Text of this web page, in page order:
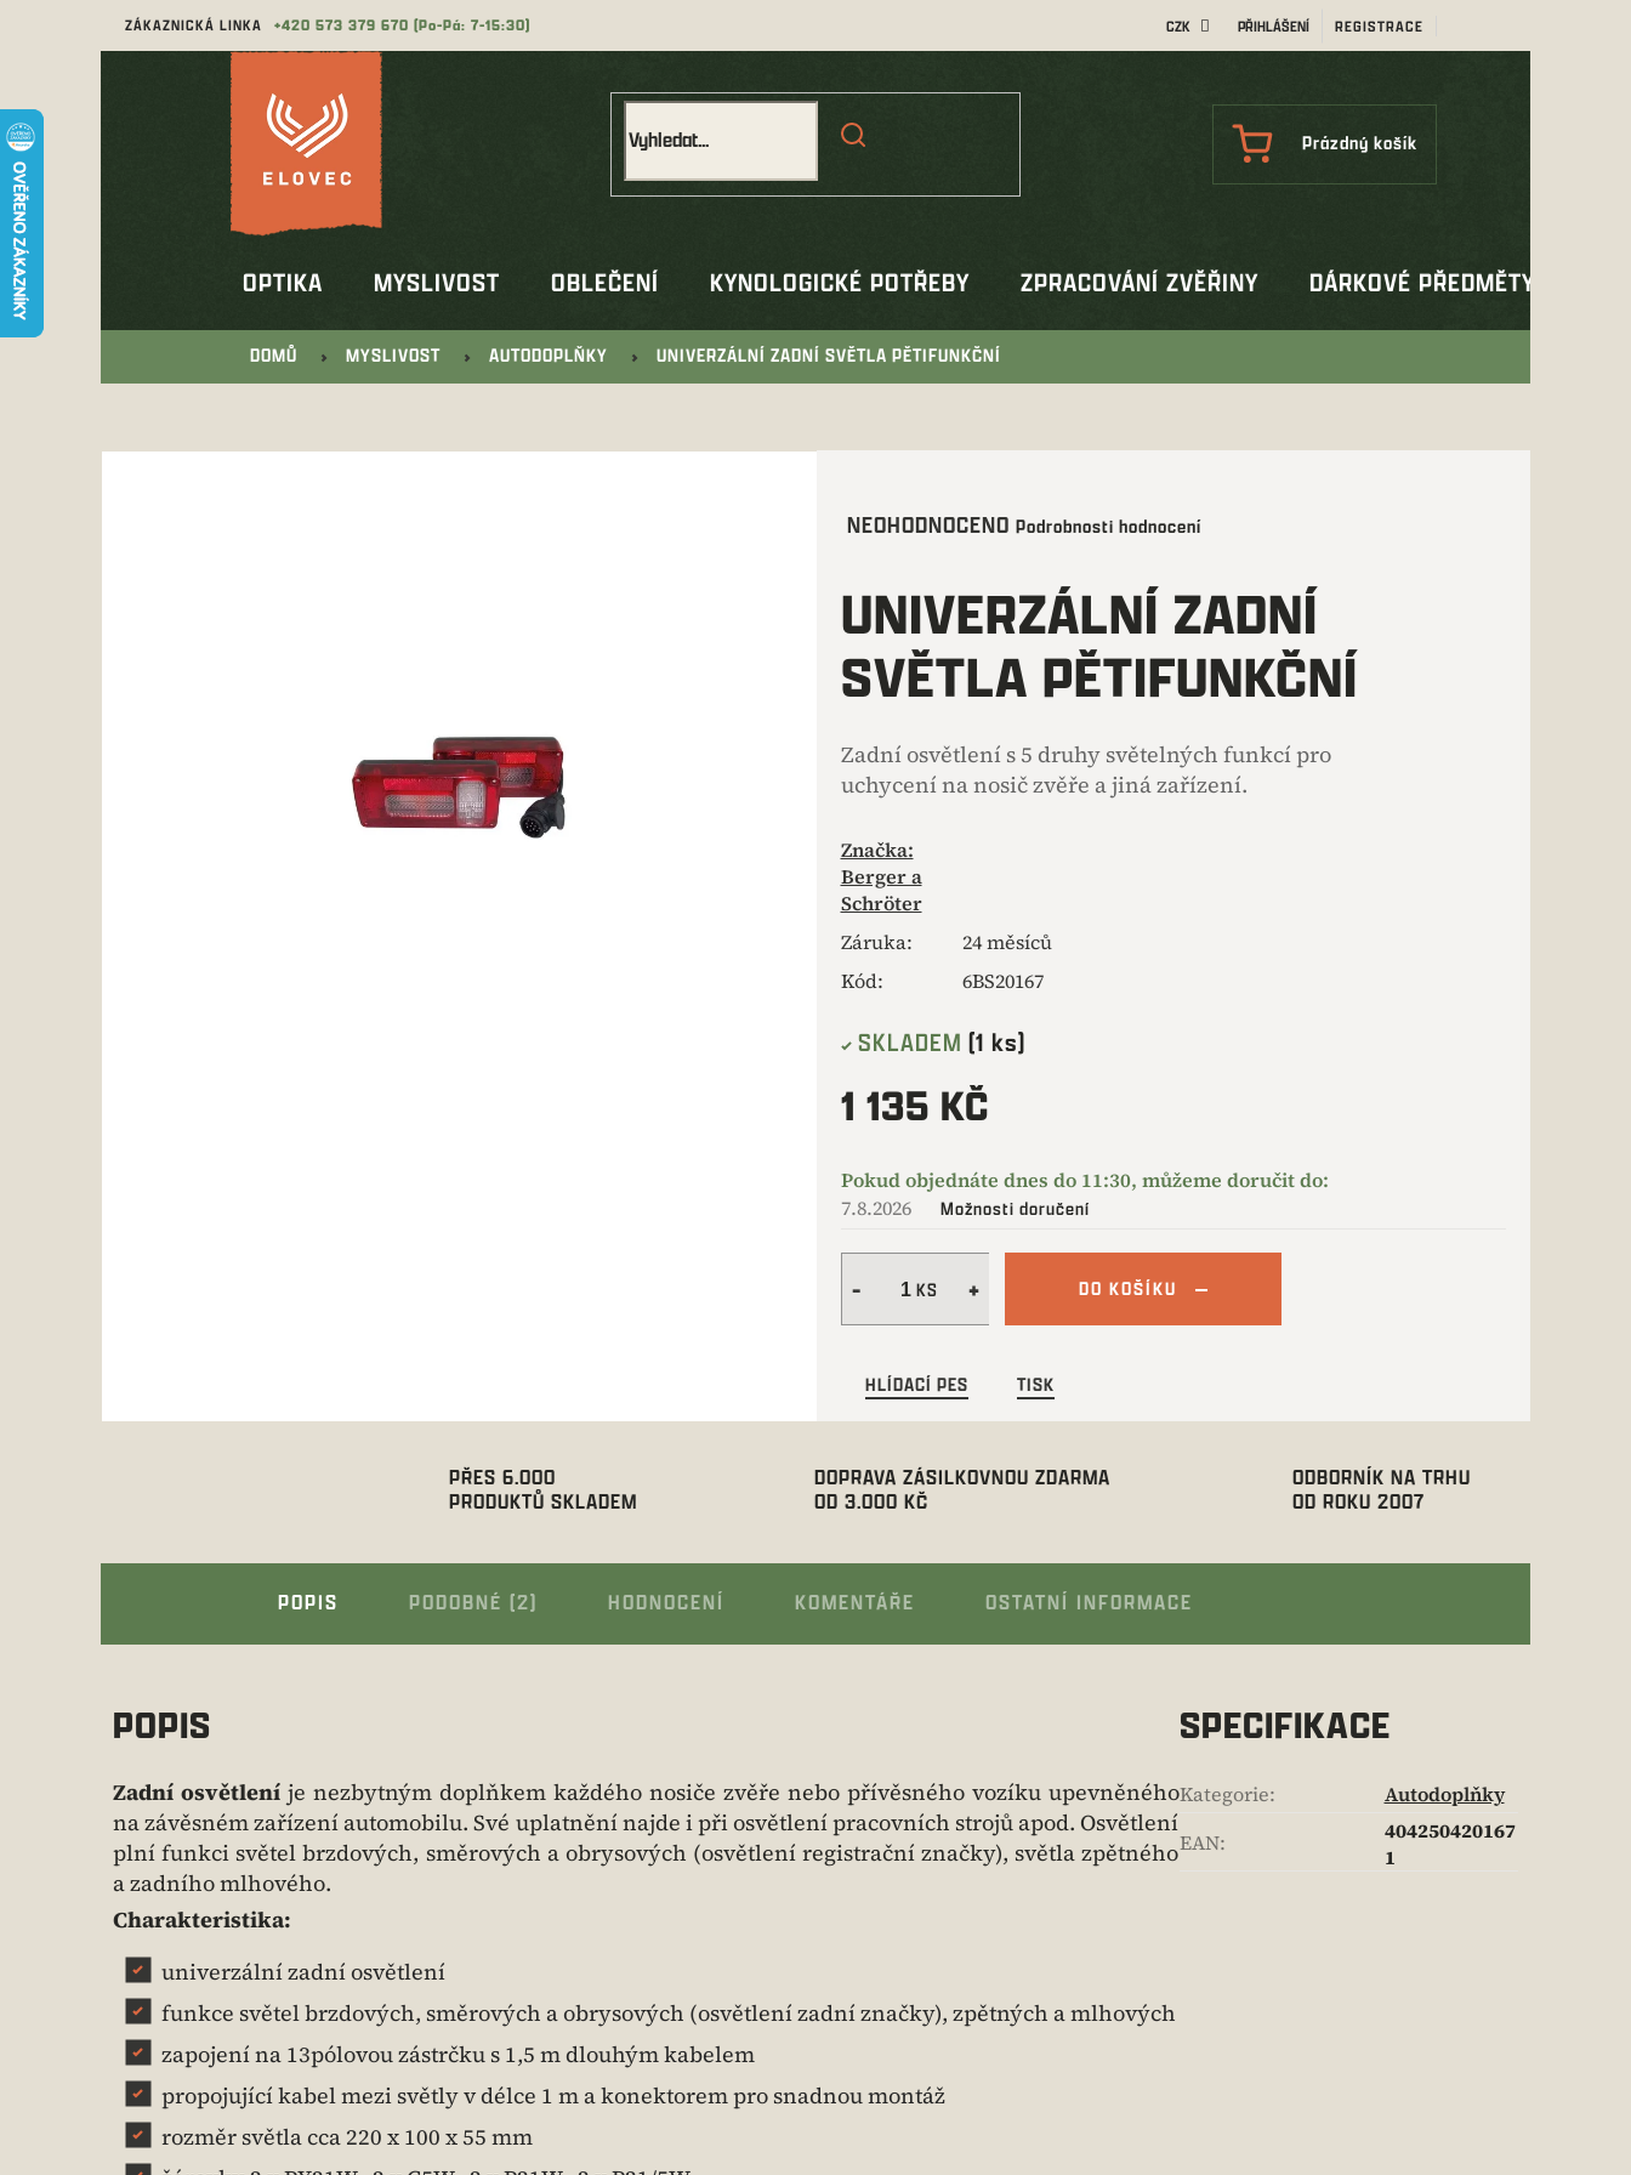
ZÁKAZNICKÁ LINKA 573 379 670 CZK PŘIHLÁŠENÍ REGISTRACE
NÁKUPNÍ
Prázdný košík
OPTIKA MYSLIVOST OBLEČENÍ KYNOLOGICKÉ POTŘEBY ZPRACOVÁNÍ ZVĚŘINY DÁRKOVÉ PŘEDMĚTY
DOMŮ MYSLIVOST AUTODOPLŇKY UNIVERZÁLNÍ ZADNÍ SVĚTLA PĚTIFUNKČNÍ
Průměrné
je
0,0
z
5
NEOHODNOCENO Podrobnosti hodnocení
UNIVERZÁLNÍ ZADNÍ
SVĚTLA PĚTIFUNKČNÍ
Zadní osvětlení s 5 druhy světelných funkcí pro
uchycení na nosič zvěře a jiná zařízení.
Značka:
Berger a
Schröter
Záruka:
24 měsíců
Kód:
6BS20167
SKLADEM (1 ks)
1 135 KČ
cena:
7.8.2026 Možnosti doručení
DO KOŠÍKU
HLÍDACÍ PES TISK
PŘES 6.000
PRODUKTŮ SKLADEM
DOPRAVA ZÁSILKOVNOU ZDARMA
OD 3.000 KČ
ODBORNÍK NA TRHU
OD ROKU 2007
POPIS PODOBNÉ (2) HODNOCENÍ KOMENTÁŘE OSTATNÍ INFORMACE
POPIS
Zadní osvětleníje nezbytným doplňkem každého nosiče zvěře nebo přívěsného vozíku upevněného
na závěsném zařízení automobilu. Své uplatnění najde i při osvětlení pracovních strojů apod. Osvětlení
plní funkci světel brzdových, směrových a obrysových (osvětlení registrační značky), světla zpětného
a zadního mlhového.
Charakteristika:
univerzální zadní osvětlení
funkce světel brzdových, směrových a obrysových (osvětlení zadní značky), zpětných a mlhových
zapojení na 13pólovou zástrčku s 1,5 m dlouhým kabelem
propojující kabel mezi světly v délce 1 m a konektorem pro snadnou montáž
rozměr světla cca 220 x 100 x 55 mm
SPECIFIKACE
Kategorie:
Autodoplňky
EAN:
404250420167
1